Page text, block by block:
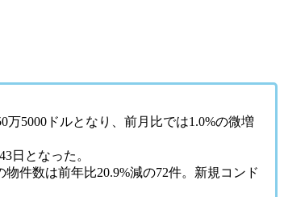
5000ドルとなり、前月比では1.0%の微増
日となった。
件数は前年比20.9%減の72件。新規コンド